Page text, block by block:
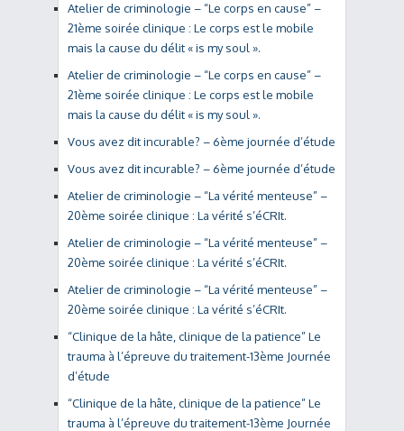
Atelier de criminologie – “Le corps en cause” –
21ème soirée clinique : Le corps est le mobile
mais la cause du délit « is my soul ».
Atelier de criminologie – “Le corps en cause” –
21ème soirée clinique : Le corps est le mobile
mais la cause du délit « is my soul ».
Vous avez dit incurable? – 6ème journée d’étude
Vous avez dit incurable? – 6ème journée d’étude
Atelier de criminologie – “La vérité menteuse” –
20ème soirée clinique : La vérité s’éCRIt.
Atelier de criminologie – “La vérité menteuse” –
20ème soirée clinique : La vérité s’éCRIt.
Atelier de criminologie – “La vérité menteuse” –
20ème soirée clinique : La vérité s’éCRIt.
“Clinique de la hâte, clinique de la patience” Le
trauma à l’épreuve du traitement-13ème Journée
d’étude
“Clinique de la hâte, clinique de la patience” Le
trauma à l’épreuve du traitement-13ème Journée